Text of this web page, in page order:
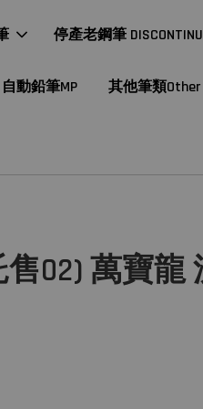
停產老鋼筆
自動鉛筆MP 其他筆類Other
02) 萬寶龍